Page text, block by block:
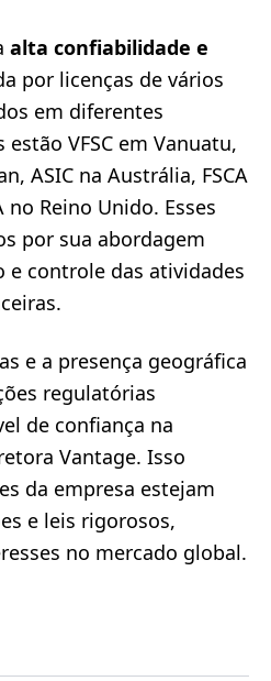
alta confiabilidade e
por licenças de vários
em diferentes
VFSC em Vanuatu,
ASIC na Austrália, FSCA
no Reino Unido. Esses
por sua abordagem
e controle das atividades
e a presença geográfica
regulatórias
de confiança na
Vantage. Isso
da empresa estejam
e leis rigorosos,
no mercado global.